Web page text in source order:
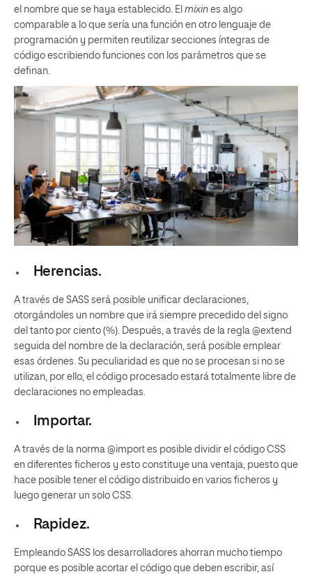
el nombre que se haya establecido. El mixin es algo
comparable a lo que sería una función en otro lenguaje de
programación y permiten reutilizar secciones íntegras de
código escribiendo funciones con los parámetros que se
definan.
Herencias.
A través de SASS será posible unificar declaraciones,
otorgándoles un nombre que irá siempre precedido del signo
del tanto por ciento (%). Después, a través de la regla @extend
seguida del nombre de la declaración, será posible emplear
esas órdenes. Su peculiaridad es que no se procesan si no se
utilizan, por ello, el código procesado estará totalmente libre de
declaraciones no empleadas.
Importar.
A través de la norma @import es posible dividir el código CSS
en diferentes ficheros y esto constituye una ventaja, puesto que
hace posible tener el código distribuido en varios ficheros y
luego generar un solo CSS.
Rapidez.
Empleando SASS los desarrolladores ahorran mucho tiempo
porque es posible acortar el código que deben escribir, así